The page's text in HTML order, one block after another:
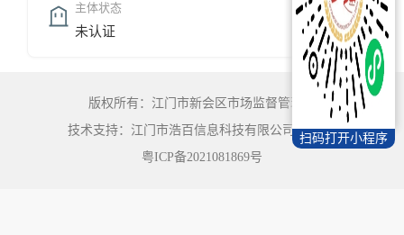
主体状态
未认证
扫码打开小程序
版权所有：江门市新会区市场监督管理局
技术支持：江门市浩百信息科技有限公司©2022
粤ICP备2021081869号